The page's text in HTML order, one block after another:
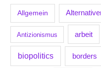
Allgemein
Antizionismus arbeit
biopolitics borders